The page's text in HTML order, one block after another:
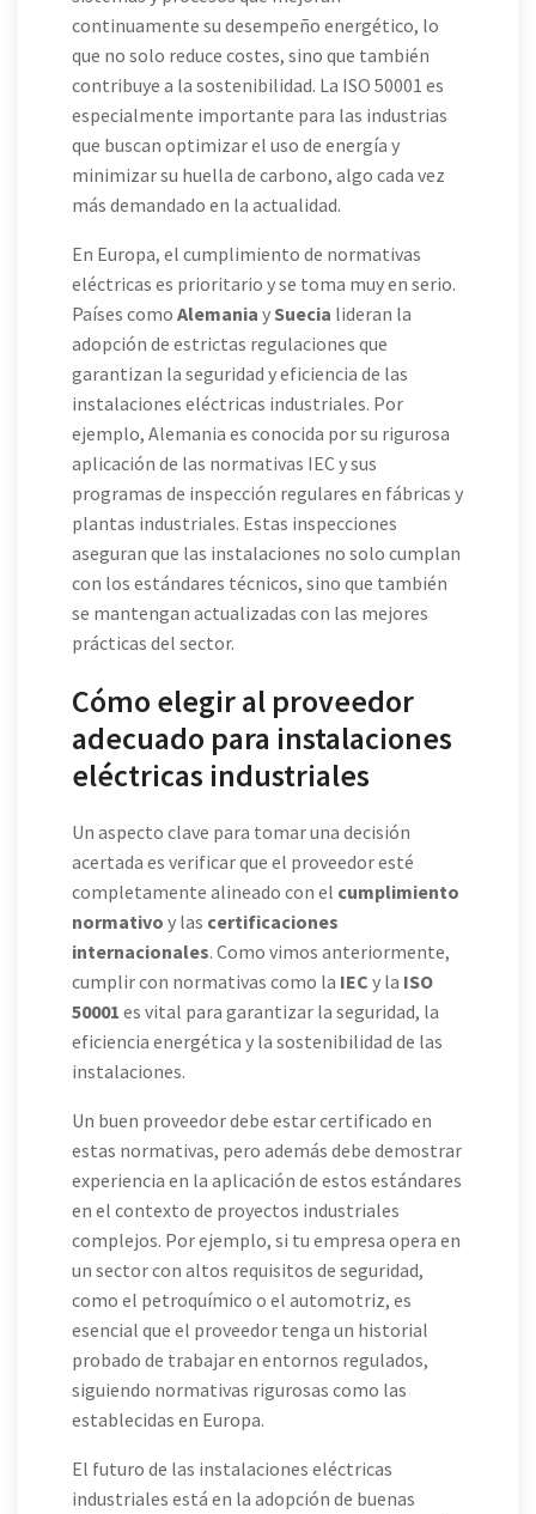
continuamente su desempeño energético, lo
que no solo reduce costes, sino que también
contribuye a la sostenibilidad. La ISO 50001 es
especialmente importante para las industrias
que buscan optimizar el uso de energía y
minimizar su huella de carbono, algo cada vez
más demandado en la actualidad.
En Europa, el cumplimiento de normativas
eléctricas es prioritario y se toma muy en serio.
Países como Alemania y Suecia lideran la
adopción de estrictas regulaciones que
garantizan la seguridad y eficiencia de las
instalaciones eléctricas industriales. Por
ejemplo, Alemania es conocida por su rigurosa
aplicación de las normativas IEC y sus
programas de inspección regulares en fábricas y
plantas industriales. Estas inspecciones
aseguran que las instalaciones no solo cumplan
con los estándares técnicos, sino que también
se mantengan actualizadas con las mejores
prácticas del sector.
Cómo elegir al proveedor
adecuado para instalaciones
eléctricas industriales
Un aspecto clave para tomar una decisión
acertada es verificar que el proveedor esté
completamente alineado con el cumplimiento
normativo y las certificaciones
internacionales. Como vimos anteriormente,
cumplir con normativas como la IEC y la ISO
50001 es vital para garantizar la seguridad, la
eficiencia energética y la sostenibilidad de las
instalaciones.
Un buen proveedor debe estar certificado en
estas normativas, pero además debe demostrar
experiencia en la aplicación de estos estándares
en el contexto de proyectos industriales
complejos. Por ejemplo, si tu empresa opera en
un sector con altos requisitos de seguridad,
como el petroquímico o el automotriz, es
esencial que el proveedor tenga un historial
probado de trabajar en entornos regulados,
siguiendo normativas rigurosas como las
establecidas en Europa.
El futuro de las instalaciones eléctricas
industriales está en la adopción de buenas